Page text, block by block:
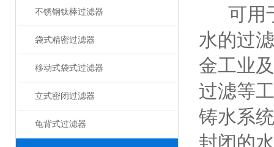
不锈钢钛棒过滤器
袋式精密过滤器
移动式袋式过滤器
立式密闭过滤器
龟背式过滤器
可用于
水的过
金工业
过滤等
铸水系
封闭的